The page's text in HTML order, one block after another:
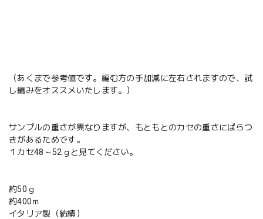
（あくまで参考値です。編む方の手加減に左右されますので、試
し編みをオススメいたします。）
サンプルの重さが異なりますが、もともとのカセの重さにばらつ
きがあるためです。
１カセ48～52ｇと見てください。
約50ｇ
約400ｍ
イタリア製（紡績）